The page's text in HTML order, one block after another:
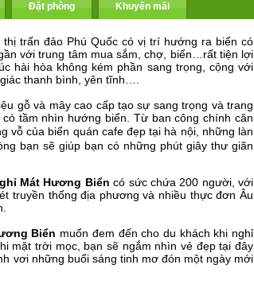
Đặt phòng Khuyến mãi
trấn đảo Phú Quốc có vị trí hướng ra biển có
với trung tâm mua sắm, chợ, biển…rất tiện lợi
hài hòa không kém phần sang trọng, cộng với
thanh bình, yên tĩnh….
gỗ và mây cao cấp tạo sự sang trọng và trang
tầm nhìn hướng biển. Từ ban công chính căn
vỗ của biển quán cafe đẹp tại hà nội, những làn
bạn sẽ giúp bạn có những phút giây thư giãn
Mát Hương Biểncó sức chứa 200 người, với
truyền thống địa phương và nhiều thực đơn Âu
Biển muốn đem đến cho du khách khi nghỉ
mặt trời mọc, bạn sẽ ngắm nhìn vẻ đẹp tại đây
vơi những buổi sáng tinh mơ đón một ngày mới